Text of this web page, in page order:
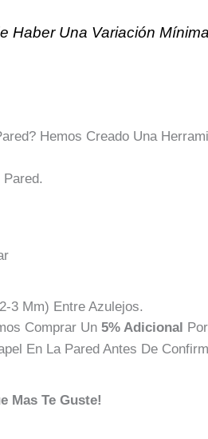
Haber Una Variación
Hemos Creado Una
3 Mm) Entre Azulejos.
Comprar Un 5% Adicional
En La Pared Antes De
Mas Te Guste!